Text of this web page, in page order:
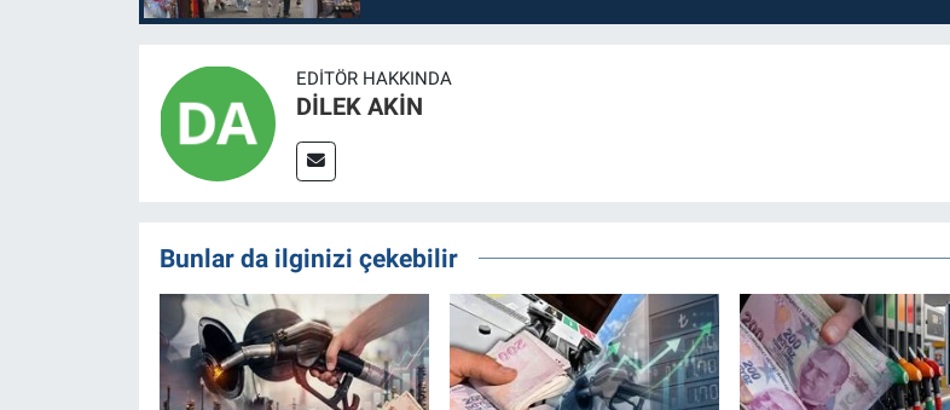
EDITÖR HAKKINDA
DİLEK AKİN
Bunlar da ilginizi çekebilir